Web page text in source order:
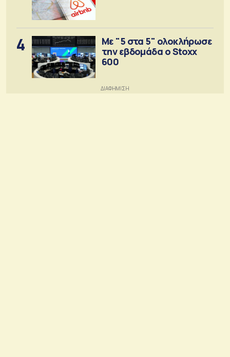
4
Με "5 στα 5" ολοκλήρωσε
την εβδομάδα ο Stoxx
600